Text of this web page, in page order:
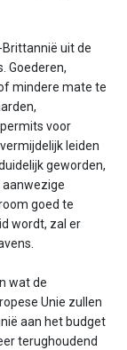
uit de
Goederen,
mindere mate te
voor
leiden
geworden,
aanwezige
goed te
wordt, zal er
wat de
Unie zullen
aan het budget
terughoudend